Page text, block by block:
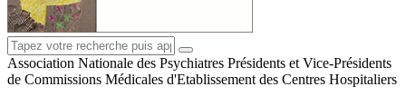
Association Nationale des Psychiatres Présidents et Vice-Présidents
de Commissions Médicales d'Etablissement des Centres Hospitaliers